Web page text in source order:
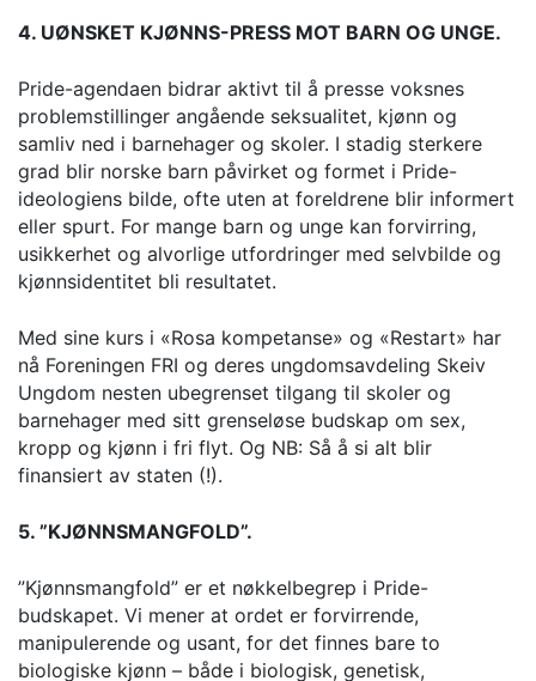
4. UØNSKET KJØNNS-PRESS MOT BARN OG UNGE.
Pride-agendaen bidrar aktivt til å presse voksnes
problemstillinger angående seksualitet, kjønn og
samliv ned i barnehager og skoler. I stadig sterkere
grad blir norske barn påvirket og formet i Pride-
ideologiens bilde, ofte uten at foreldrene blir informert
eller spurt. For mange barn og unge kan forvirring,
usikkerhet og alvorlige utfordringer med selvbilde og
kjønnsidentitet bli resultatet.
Med sine kurs i «Rosa kompetanse» og «Restart» har
nå Foreningen FRI og deres ungdomsavdeling Skeiv
Ungdom nesten ubegrenset tilgang til skoler og
barnehager med sitt grenseløse budskap om sex,
kropp og kjønn i fri flyt. Og NB: Så å si alt blir
finansiert av staten (!).
5. ”KJØNNSMANGFOLD”.
”Kjønnsmangfold” er et nøkkelbegrep i Pride-
budskapet. Vi mener at ordet er forvirrende,
manipulerende og usant, for det finnes bare to
biologiske kjønn – både i biologisk, genetisk,